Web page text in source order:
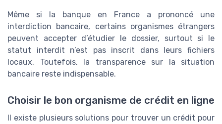
Même si la banque en France a prononcé une
interdiction bancaire, certains organismes étrangers
peuvent accepter d’étudier le dossier, surtout si le
statut interdit n’est pas inscrit dans leurs fichiers
locaux. Toutefois, la transparence sur la situation
bancaire reste indispensable.
Choisir le bon organisme de crédit en ligne
Il existe plusieurs solutions pour trouver un crédit pour